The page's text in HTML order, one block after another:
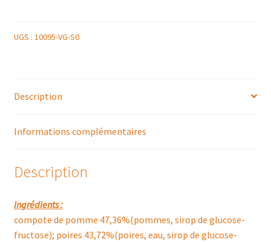
UGS : 10095-VG-S0
Description
Informations complémentaires
Description
Ingrédients :
compote de pomme 47,36%(pommes, sirop de glucose-
fructose); poires 43,72%(poires, eau, sirop de glucose-